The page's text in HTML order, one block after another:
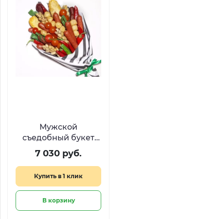
Мужской
съедобный букет
№5
7 030 руб.
Купить в 1 клик
В корзину